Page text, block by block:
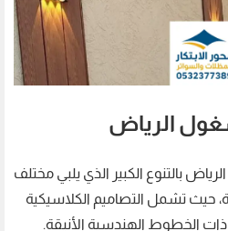
الرياض
بالتنوع الكبير الذي يلبي مختلف
حيث تشمل التصاميم الكلاسيكية
ذات الخطوط الهندسية الأنيقة.